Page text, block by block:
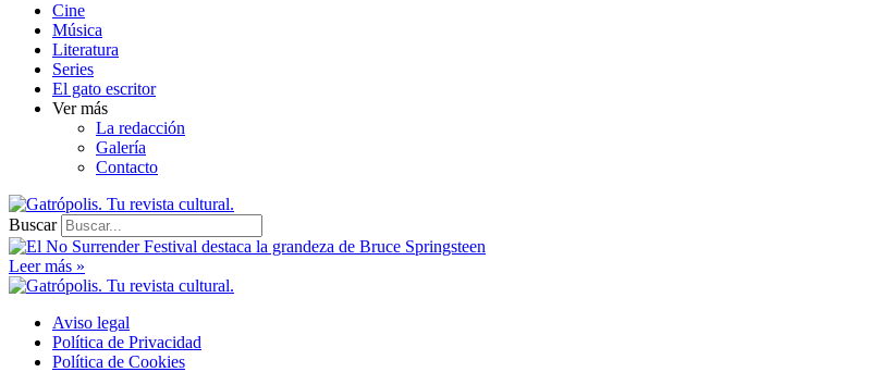
Cine
Música
Literatura
Series
El gato escritor
Ver más
La redacción
Galería
Contacto
Buscar
Leer más »
Aviso legal
Política de Privacidad
Política de Cookies